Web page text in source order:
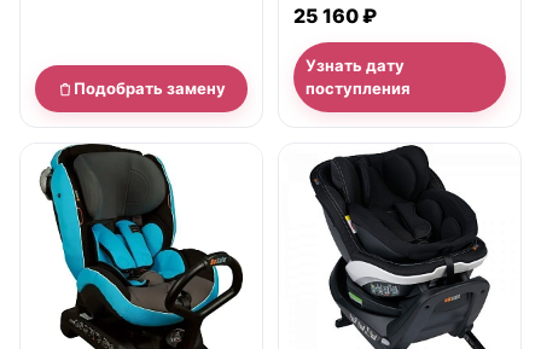
Подобрать замену
Айсайз)
25 160 ₽
Узнать дату
поступления
нет в продаже